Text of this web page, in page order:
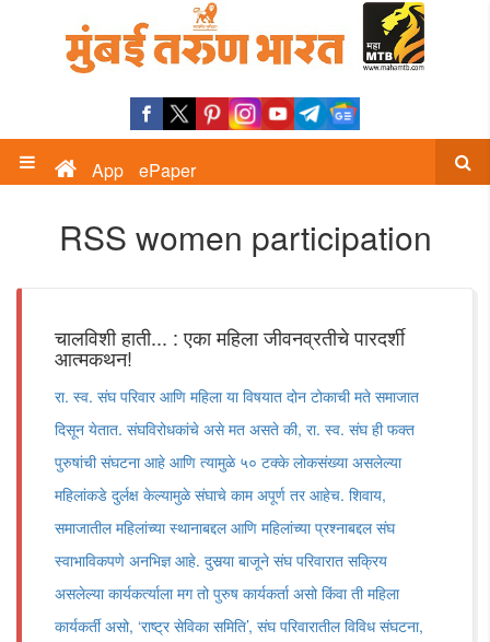
App ePaper
RSS women participation
चालविशी हाती... : एका महिला जीवनव्रतीचे पारदर्शी
आत्मकथन!
रा. स्व. संघ परिवार आणि महिला या विषयात दोन टोकाची मते समाजात
दिसून येतात. संघविरोधकांचे असे मत असते की, रा. स्व. संघ ही फक्त
पुरुषांची संघटना आहे आणि त्यामुळे ५० टक्के लोकसंख्या असलेल्या
महिलांकडे दुर्लक्ष केल्यामुळे संघाचे काम अपूर्ण तर आहेच. शिवाय,
समाजातील महिलांच्या स्थानाबद्दल आणि महिलांच्या प्रश्नाबद्दल संघ
स्वाभाविकपणे अनभिज्ञ आहे. दुसर्‍या बाजूने संघ परिवारात सक्रिय
असलेल्या कार्यकर्त्याला मग तो पुरुष कार्यकर्ता असो किंवा ती महिला
कार्यकर्ती असो, ‘राष्ट्र सेविका समिति’, संघ परिवारातील विविध संघटना,